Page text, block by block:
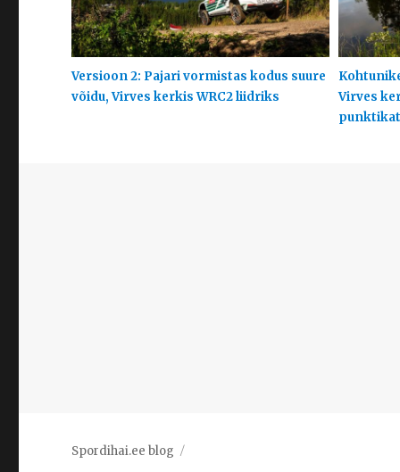
Versioon 2: Pajari vormistas kodus suure
võidu, Virves kerkis WRC2 liidriks
Virves
Spordihai.ee blog